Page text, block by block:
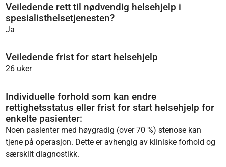
Veiledende rett til nødvendig helsehjelp i
spesialisthelsetjenesten?
Ja
Veiledende frist for start helsehjelp
26 uker
Individuelle forhold som kan endre
rettighetsstatus eller frist for start helsehjelp for
enkelte pasienter:
Noen pasienter med høygradig (over 70 %) stenose kan
tjene på operasjon. Dette er avhengig av kliniske forhold og
særskilt diagnostikk.